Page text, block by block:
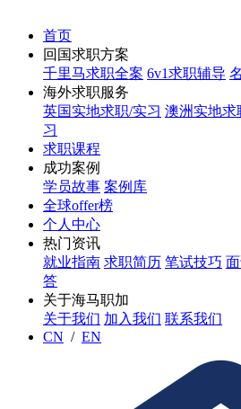
首页
回国求职方案
千里马求职全案 6v1求职辅导
海外求职服务
英国实地求职/实习 澳洲实地求
习
求职课程
成功案例
学员故事 案例库
全球offer榜
个人中心
热门资讯
就业指南 求职简历 笔试技巧
答
关于海马职加
关于我们 加入我们 联系我们
CN / EN